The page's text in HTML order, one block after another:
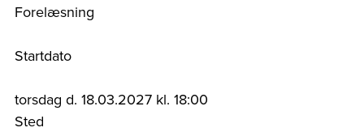
Forelæsning
Startdato
torsdag d. 18.03.2027 kl. 18:00
Sted